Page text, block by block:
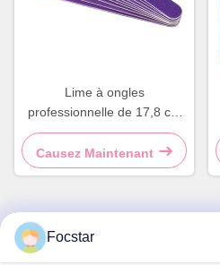
Lime à ongles
professionnelle de 17,8 cm
en bois naturel, double face
Causez Maintenant
Contactez rapidement
Focstar